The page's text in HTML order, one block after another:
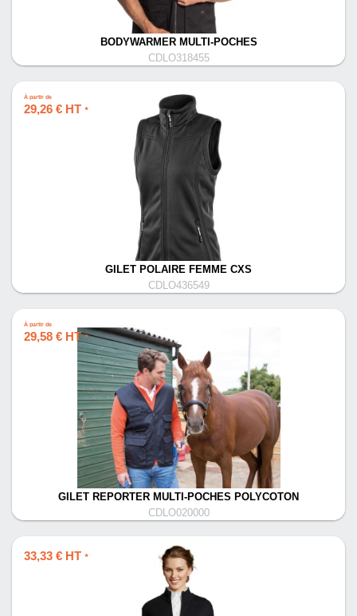
BODYWARMER MULTI-POCHES
CDLO318455
À partir de
29,26 € HT *
GILET POLAIRE FEMME CXS
CDLO436549
À partir de
29,58 € HT*
GILET REPORTER MULTI-POCHES POLYCOTON
CDLO020000
33,33 € HT *